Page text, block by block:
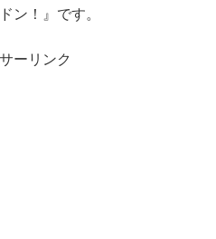
ン！』です。
ーリンク